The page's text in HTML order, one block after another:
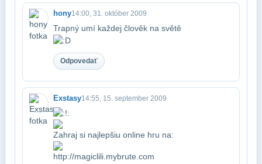
hony14:00, 31. október 2009
Trapný umí každej člověk na světě
Odpovedať
Exstasy14:55, 15. september 2009
Zahraj si najlepšiu online hru na:
http://magiclili.mybrute.com